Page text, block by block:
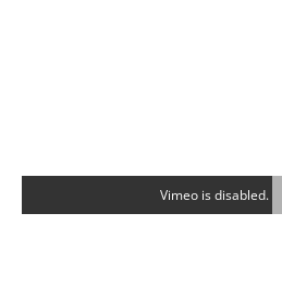
Vimeo is disabled.